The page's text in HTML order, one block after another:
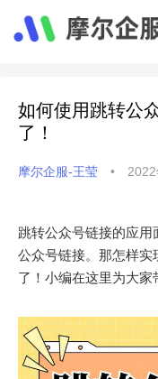
如何使用跳转公
了！
摩尔企服-王莹 •
跳转公众号链接的应
公众号链接。那怎样实
了！小编在这里为大家